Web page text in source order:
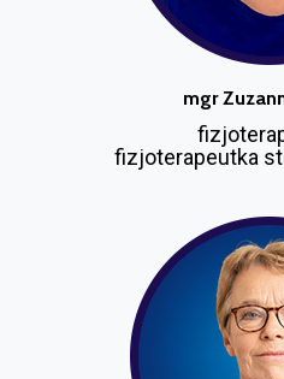
mgr
fizjoterapeutka